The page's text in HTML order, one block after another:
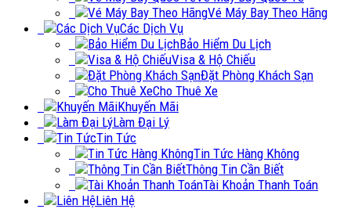
Vé Máy Bay Theo Hãng
Các Dịch Vụ
Bảo Hiểm Du Lịch
Visa & Hộ Chiếu
Đặt Phòng Khách Sạn
Cho Thuê Xe
Khuyến Mãi
Làm Đại Lý
Tin Tức
Tin Tức Hàng Không
Thông Tin Cần Biết
Tài Khoản Thanh Toán
Liên Hệ